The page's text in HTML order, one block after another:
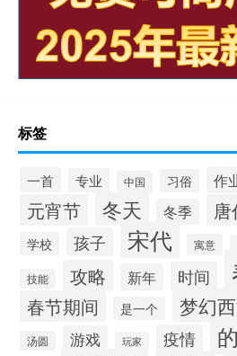
标签
一首 专业 中国 习俗 作
元宵节 冬天 冬季
学校
孩子 宋代 寓意
技能 攻略 新年 时间
春节期间 是一个 梦幻
汤圆 游戏 玩家 疫情